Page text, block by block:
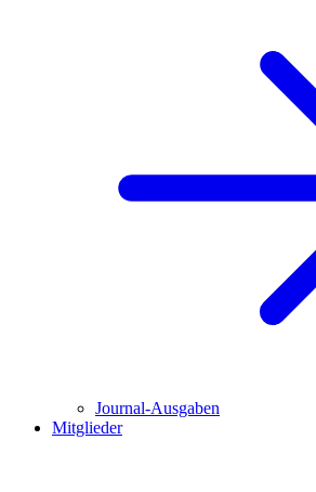
Journal-Ausgaben
Mitglieder